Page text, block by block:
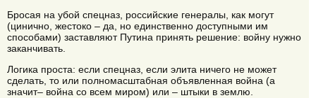
Бросая на убой спецназ, российские генералы, как могут
(цинично, жестоко – да, но единственно доступными им
способами) заставляют Путина принять решение: войну нужно
заканчивать.
Логика проста: если спецназ, если элита ничего не может
сделать, то или полномасштабная объявленная война (а
значит– война со всем миром) или – штыки в землю.